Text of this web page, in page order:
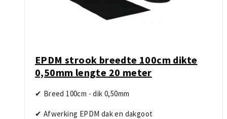
EPDM strook breedte 100cm dikte
0,50mm lengte 20 meter
✔ Breed 100cm - dik 0,50mm
✔ Afwerking EPDM dak en dakgoot